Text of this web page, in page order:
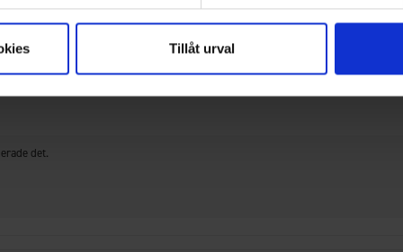
Tillåt urval
det.